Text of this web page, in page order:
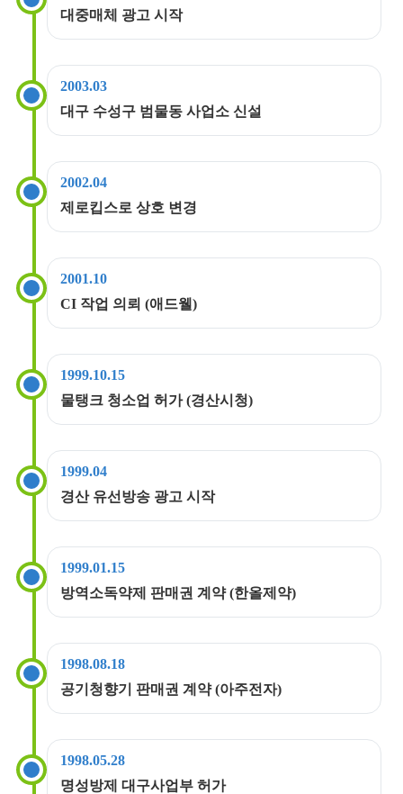
대중매체 광고 시작
2003.03
대구 수성구 범물동 사업소 신설
2002.04
제로킵스로 상호 변경
2001.10
CI 작업 의뢰 (애드웰)
1999.10.15
물탱크 청소업 허가 (경산시청)
1999.04
경산 유선방송 광고 시작
1999.01.15
방역소독약제 판매권 계약 (한올제약)
1998.08.18
공기청향기 판매권 계약 (아주전자)
1998.05.28
명성방제 대구사업부 허가